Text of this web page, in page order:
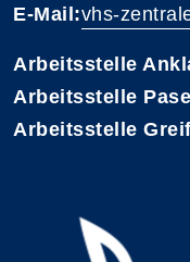
E-Mail:vhs-
Arbeitsstelle
Arbeitsstelle
Arbeitsstelle